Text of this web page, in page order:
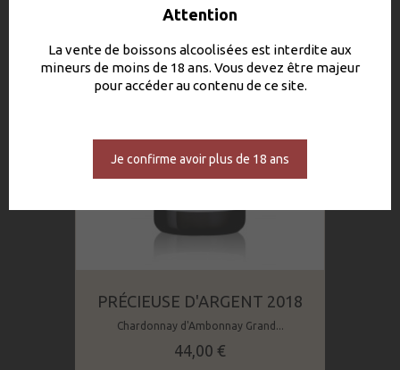
PRÉCIEUSE D'ARGENT 2018
Chardonnay d'Ambonnay Grand...
Prix
44,00 €
Attention
La vente de boissons alcoolisées est interdite aux
mineurs de moins de 18 ans. Vous devez être majeur
pour accéder au contenu de ce site.
Je confirme avoir plus de 18 ans